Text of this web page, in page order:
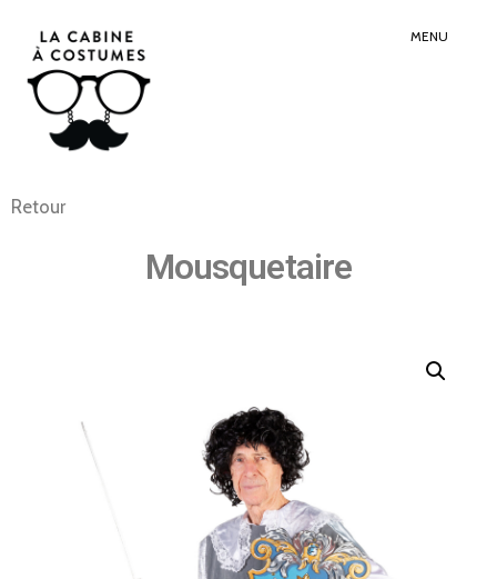
MENU
Retour
Mousquetaire